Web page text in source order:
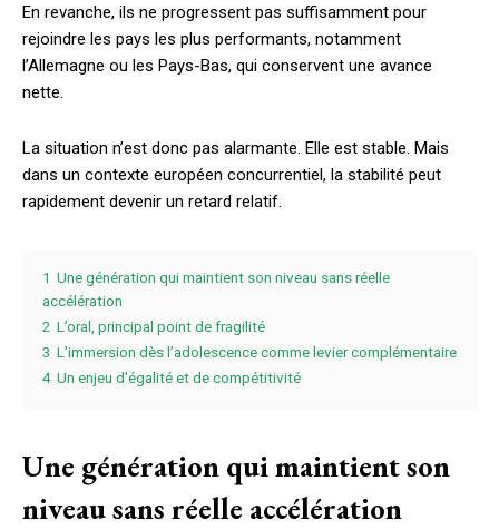
En revanche, ils ne progressent pas suffisamment pour
rejoindre les pays les plus performants, notamment
l’Allemagne ou les Pays-Bas, qui conservent une avance
nette.
La situation n’est donc pas alarmante. Elle est stable. Mais
dans un contexte européen concurrentiel, la stabilité peut
rapidement devenir un retard relatif.
1 Une génération qui maintient son niveau sans réelle
accélération
2 L’oral, principal point de fragilité
3 L’immersion dès l’adolescence comme levier complémentaire
4 Un enjeu d’égalité et de compétitivité
Une génération qui maintient son
niveau sans réelle accélération